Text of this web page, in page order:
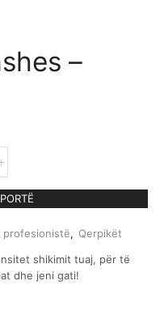
–
profesionistë, Qerpikët
shikimit tuaj, për të
dhe jeni gati!